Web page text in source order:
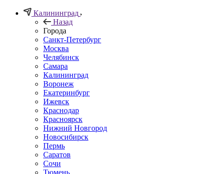
Калининград
Назад
Города
Санкт-Петербург
Москва
Челябинск
Самара
Калининград
Воронеж
Екатеринбург
Ижевск
Краснодар
Красноярск
Нижний Новгород
Новосибирск
Пермь
Саратов
Сочи
Тюмень